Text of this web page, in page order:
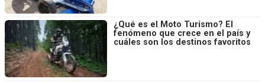
¿Qué es el Moto Turismo? El
fenómeno que crece en el país y
cuáles son los destinos favoritos